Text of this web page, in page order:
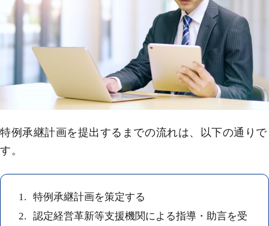
特例承継計画を提出するまでの流れは、以下の通りで
す。
特例承継計画を策定する
認定経営革新等支援機関による指導・助言を受